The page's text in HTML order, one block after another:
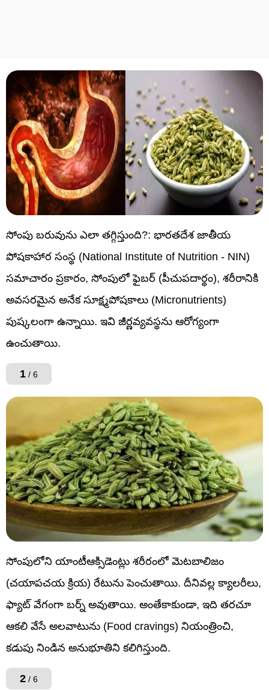
సోంపు బరువును ఎలా తగ్గిస్తుంది?: భారతదేశ జాతీయ
పోషకాహార సంస్థ (National Institute of Nutrition - NIN)
సమాచారం ప్రకారం, సోంపులో ఫైబర్ (పీచుపదార్థం), శరీరానికి
అవసరమైన అనేక సూక్ష్మపోషకాలు (Micronutrients)
పుష్కలంగా ఉన్నాయి. ఇవి జీర్ణవ్యవస్థను ఆరోగ్యంగా
ఉంచుతాయి.
1 / 6
సోంపులోని యాంటీఆక్సిడెంట్లు శరీరంలో మెటబాలిజం
(చయాపచయ క్రియ) రేటును పెంచుతాయి. దీనివల్ల క్యాలరీలు,
ఫ్యాట్ వేగంగా బర్న్ అవుతాయి. అంతేకాకుండా, ఇది తరచూ
ఆకలి వేసే అలవాటును (Food cravings) నియంత్రించి,
కడుపు నిండిన అనుభూతిని కలిగిస్తుంది.
2 / 6